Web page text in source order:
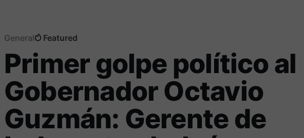
General Featured
Primer golpe político al
Gobernador Octavio
Guzmán: Gerente de